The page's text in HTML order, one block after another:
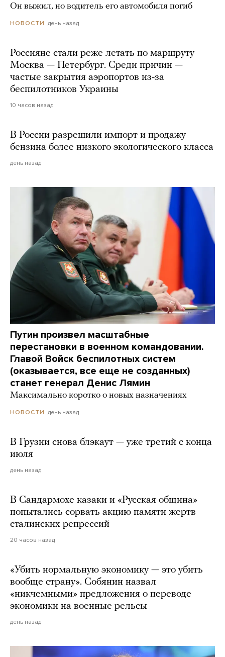
Он выжил, но водитель его автомобиля погиб
НОВОСТИ день назад
Россияне стали реже летать по маршруту
Москва — Петербург. Среди причин —
частые закрытия аэропортов из-за
беспилотников Украины
10 часов назад
В России разрешили импорт и продажу
бензина более низкого экологического класса
день назад
Путин произвел масштабные
перестановки в военном командовании.
Главой Войск беспилотных систем
(оказывается, все еще не созданных)
станет генерал Денис Лямин
Максимально коротко о новых назначениях
НОВОСТИ день назад
В Грузии снова блэкаут — уже третий с конца
июля
день назад
В Сандармохе казаки и «Русская община»
попытались сорвать акцию памяти жертв
сталинских репрессий
20 часов назад
«Убить нормальную экономику — это убить
вообще страну». Собянин назвал
«никчемными» предложения о переводе
экономики на военные рельсы
день назад